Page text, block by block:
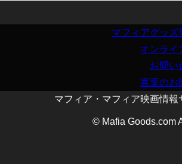
マフィアグッズ
オンライ
お問い
言葉のお
マフィア・マフィア映画情
© Mafia Goods.com